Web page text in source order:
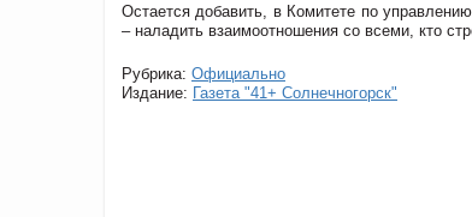
Остается добавить, в Комитете по
– наладить взаимоотношения со всеми, кто
Рубрика: Официально
Издание: Газета "41+ Солнечногорск"